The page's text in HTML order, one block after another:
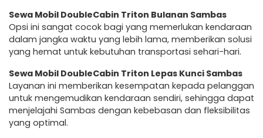
Sewa Mobil DoubleCabin Triton Bulanan Sambas
Opsi ini sangat cocok bagi yang memerlukan kendaraan
dalam jangka waktu yang lebih lama, memberikan solusi
yang hemat untuk kebutuhan transportasi sehari-hari.
Sewa Mobil DoubleCabin Triton Lepas Kunci Sambas
Layanan ini memberikan kesempatan kepada pelanggan
untuk mengemudikan kendaraan sendiri, sehingga dapat
menjelajahi Sambas dengan kebebasan dan fleksibilitas
yang optimal.